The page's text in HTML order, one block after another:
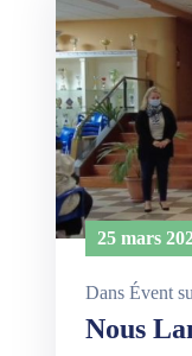
25 mars
Dans Évent
Nous